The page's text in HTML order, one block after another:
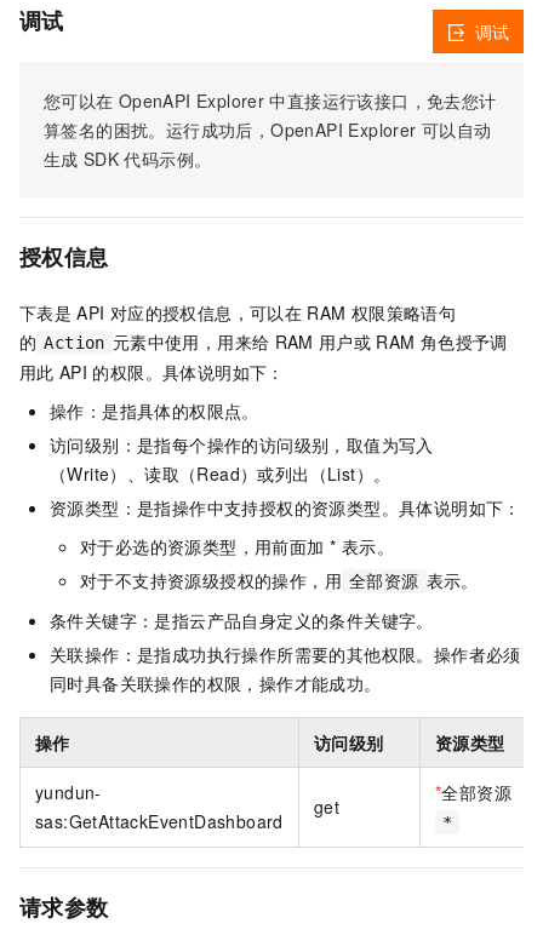
调试
您可以在 OpenAPI Explorer 中直接运行该接口，免去您计
算签名的困扰。运行成功后，OpenAPI Explorer 可以自动
生成 SDK 代码示例。
调试
授权信息
下表是 API 对应的授权信息，可以在 RAM 权限策略语句
的 Action 元素中使用，用来给 RAM 用户或 RAM 角色授予调
用此 API 的权限。具体说明如下：
操作：是指具体的权限点。
访问级别：是指每个操作的访问级别，取值为写入
（Write）、读取（Read）或列出（List）。
资源类型：是指操作中支持授权的资源类型。具体说明如下：
对于必选的资源类型，用前面加 * 表示。
对于不支持资源级授权的操作，用 全部资源 表示。
条件关键字：是指云产品自身定义的条件关键字。
关联操作：是指成功执行操作所需要的其他权限。操作者必须
同时具备关联操作的权限，操作才能成功。
操作 访问级别 资源类型
yundun-
sas:GetAttackEventDashboard
get
*全部资源
*
请求参数